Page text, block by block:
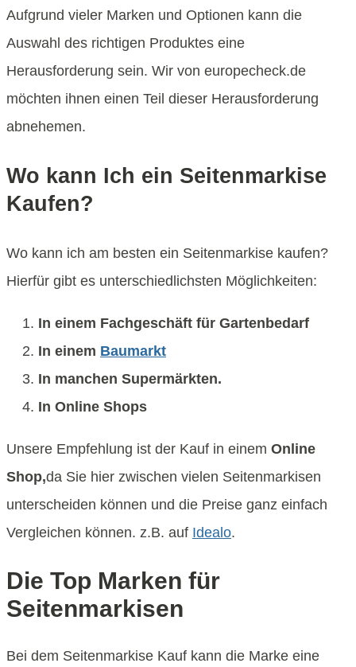
Aufgrund vieler Marken und Optionen kann die
Auswahl des richtigen Produktes eine
Herausforderung sein. Wir von europecheck.de
möchten ihnen einen Teil dieser Herausforderung
abnehemen.
Wo kann Ich ein Seitenmarkise
Kaufen?
Wo kann ich am besten ein Seitenmarkise kaufen?
Hierfür gibt es unterschiedlichsten Möglichkeiten:
In einem Fachgeschäft für Gartenbedarf
In einem Baumarkt
In manchen Supermärkten.
In Online Shops
Unsere Empfehlung ist der Kauf in einem Online
Shop,da Sie hier zwischen vielen Seitenmarkisen
unterscheiden können und die Preise ganz einfach
Vergleichen können. z.B. auf Idealo.
Die Top Marken für
Seitenmarkisen
Bei dem Seitenmarkise Kauf kann die Marke eine